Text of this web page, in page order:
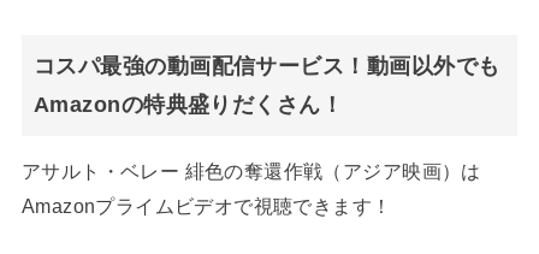
コスパ最強の動画配信サービス！動画以外でも
Amazonの特典盛りだくさん！
アサルト・ベレー 緋色の奪還作戦（アジア映画）は
Amazonプライムビデオで視聴できます！